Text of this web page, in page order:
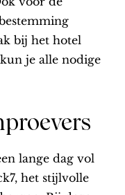
bij het hotel
je alle nodige
lange dag vol
het stijlvolle